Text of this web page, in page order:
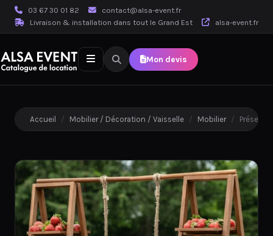
03 67 30 01 82
contact@alsa-event.fr
Livraison & installation dans tout le Grand Est
alsa-event.fr
Mon devis
Accueil / Mobilier / Décoration / Vaisselle / Mobilier /